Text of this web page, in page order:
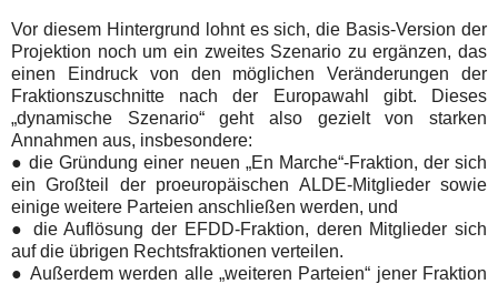
Vor diesem Hintergrund lohnt es sich, die Basis-Version der
Projektion noch um ein zweites Szenario zu ergänzen, das
einen Eindruck von den möglichen Veränderungen der
Fraktionszuschnitte nach der Europawahl gibt. Dieses
„dynamische Szenario“ geht also gezielt von starken
Annahmen aus, insbesondere:
● die Gründung einer neuen „En Marche“-Fraktion, der sich
ein Großteil der proeuropäischen ALDE-Mitglieder sowie
einige weitere Parteien anschließen werden, und
● die Auflösung der EFDD-Fraktion, deren Mitglieder sich
auf die übrigen Rechtsfraktionen verteilen.
● Außerdem werden alle „weiteren Parteien“ jener Fraktion